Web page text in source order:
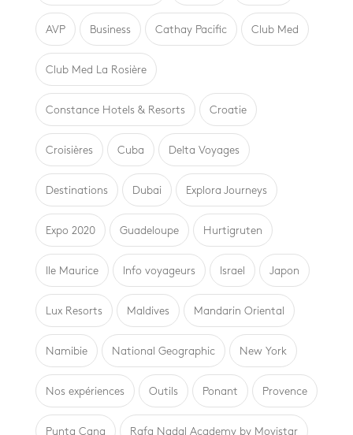
AVP Business Cathay Pacific Club Med
Club Med La Rosière
Constance Hotels & Resorts Croatie
Croisières Cuba Delta Voyages
Destinations Dubai Explora Journeys
Expo 2020 Guadeloupe Hurtigruten
Ile Maurice Info voyageurs Israel Japon
Lux Resorts Maldives Mandarin Oriental
Namibie National Geographic New York
Nos expériences Outils Ponant Provence
Punta Cana Rafa Nadal Academy by Movistar